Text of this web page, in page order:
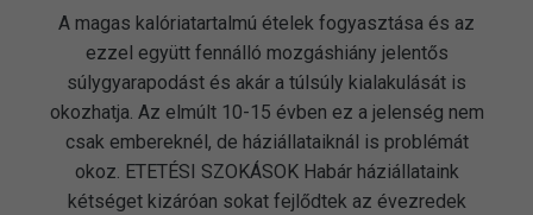
A magas kalóriatartalmú ételek fogyasztása és az
ezzel együtt fennálló mozgáshiány jelentős
súlygyarapodást és akár a túlsúly kialakulását is
okozhatja. Az elmúlt 10-15 évben ez a jelenség nem
csak embereknél, de háziállataiknál is problémát
okoz. ETETÉSI SZOKÁSOK Habár háziállataink
kétséget kizáróan sokat fejlődtek az évezredek